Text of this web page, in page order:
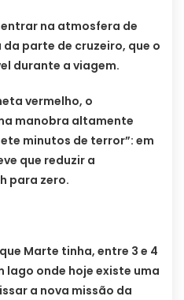
na atmosfera de
parte de cruzeiro, que o
durante a viagem.
vermelho, o
manobra altamente
minutos de terror”: em
que reduzir a
para zero.
Marte tinha, entre 3 e 4
lago onde hoje existe uma
a nova missão da